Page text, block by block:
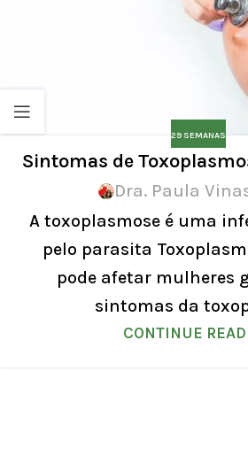
29 SEMANAS
Sintomas de
Dra. Paula
A toxoplasmose é uma
pelo parasita
pode afetar mulheres
sintomas da
CONTINUE